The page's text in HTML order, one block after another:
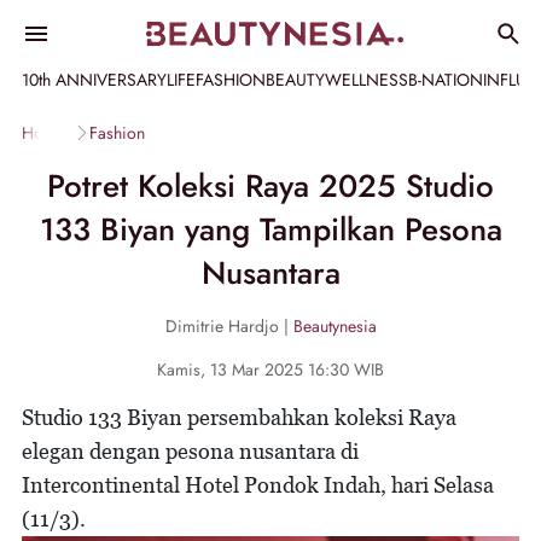
10th ANNIVERSARYLIFEFASHIONBEAUTYWELLNESSB-NATION
Home Fashion
Potret Koleksi Raya 2025 Studio
133 Biyan yang Tampilkan Pesona
Nusantara
Dimitrie Hardjo | Beautynesia
Kamis, 13 Mar 2025 16:30 WIB
Studio 133 Biyan persembahkan koleksi Raya
elegan dengan pesona nusantara di
Intercontinental Hotel Pondok Indah, hari Selasa
(11/3).